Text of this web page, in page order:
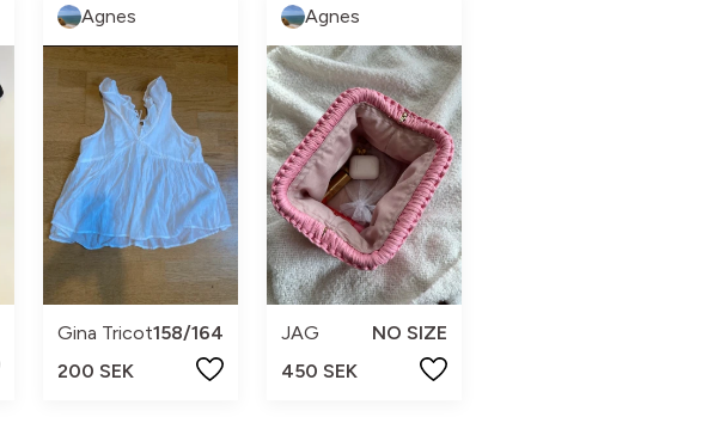
Agnes
Gina Tricot158/164
200 SEK
Agnes
JAG
NO SIZE
450 SEK